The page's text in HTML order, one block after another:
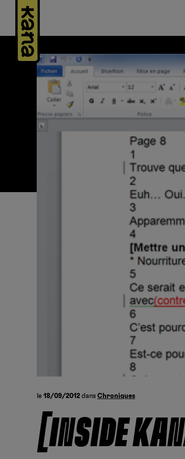
le 18/09/2012 dans Chroniques
[INSIDE
Panneau de gestion des cookies